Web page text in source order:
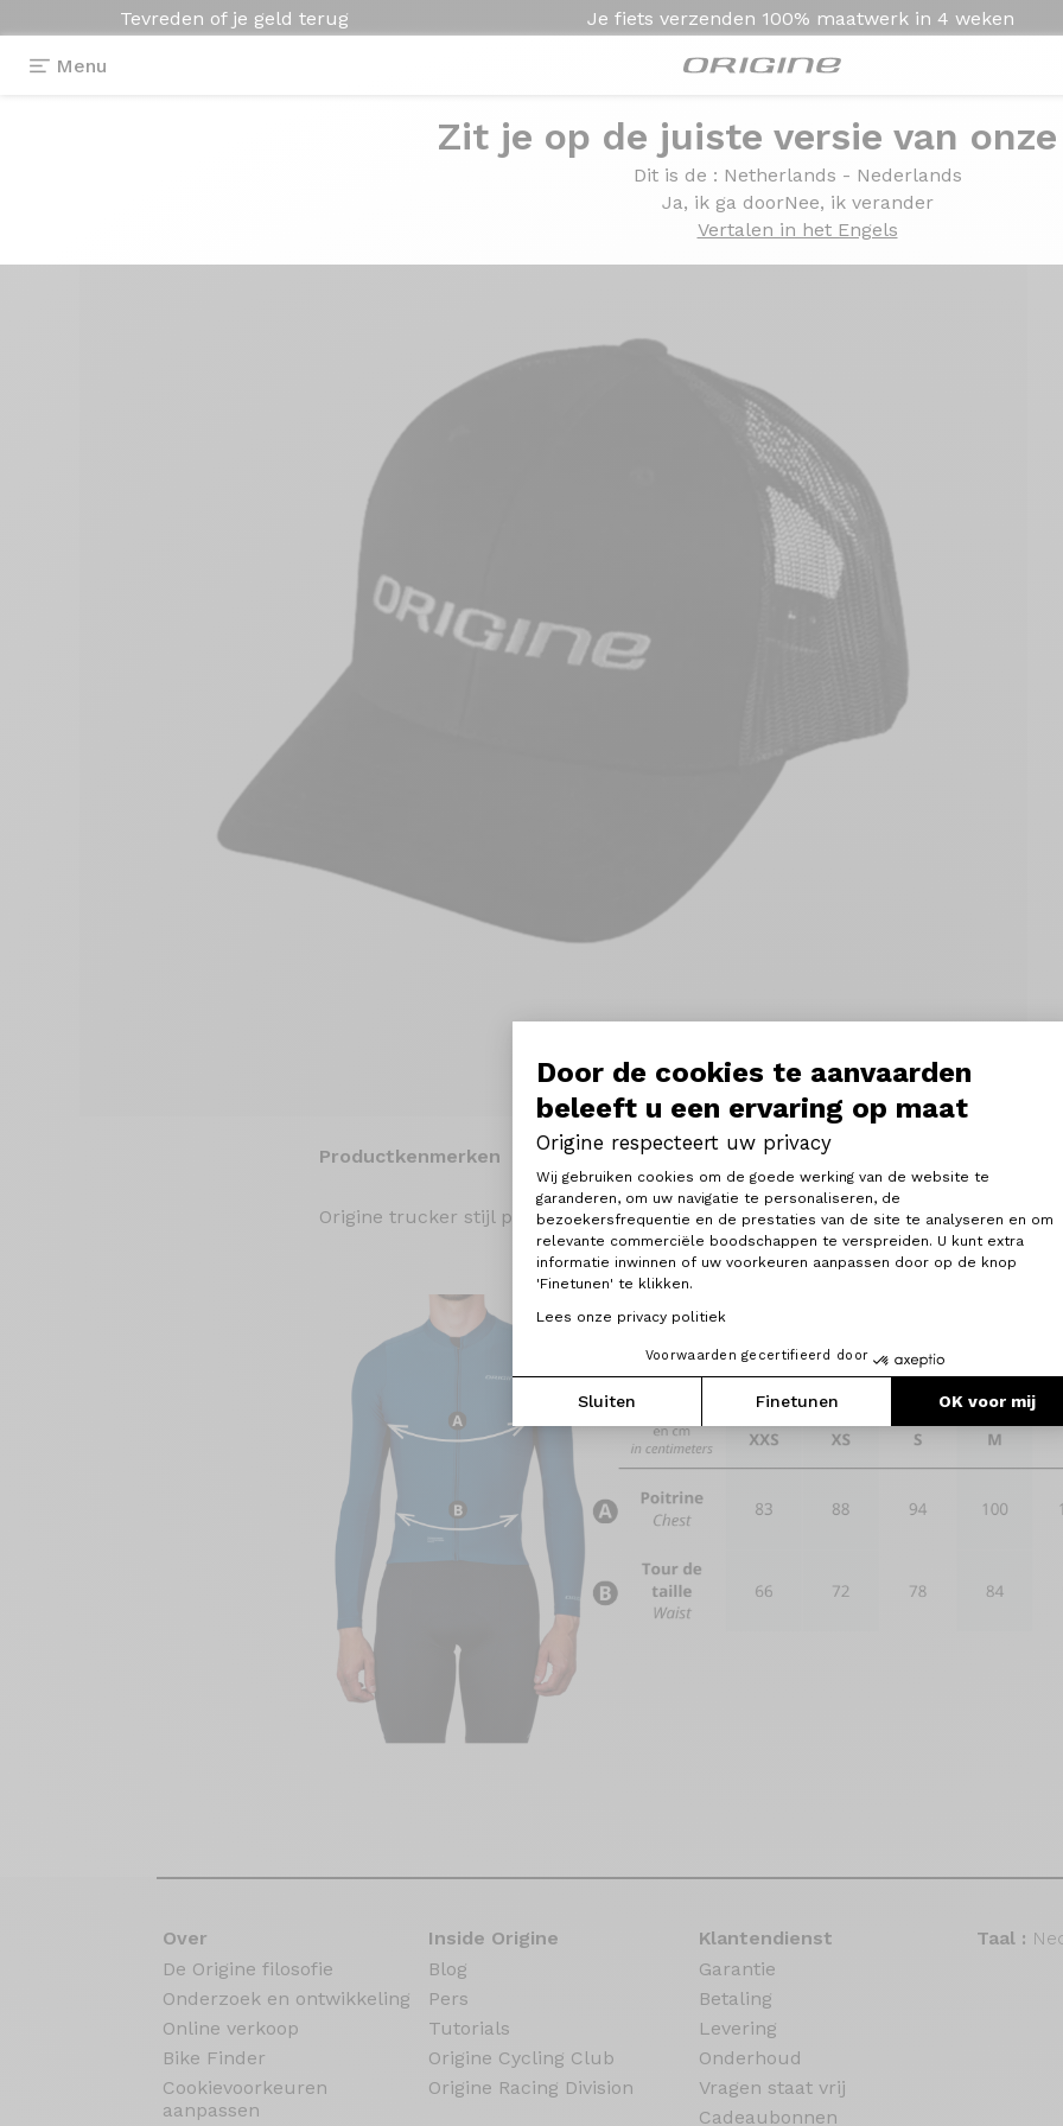
Door de cookies te aanvaarden
beleeft u een ervaring op maat
Origine respecteert uw privacy
Toestemmingsbeheerplatform:
Wij gebruiken cookies om de goede werking van de website te
garanderen, om uw navigatie te personaliseren, de
bezoekersfrequentie en de prestaties van de site te analyseren en om
relevante commerciële boodschappen te verspreiden. U kunt extra
informatie inwinnen of uw voorkeuren aanpassen door op de knop
'Finetunen' te klikken.
Lees onze privacy politiek
Voorwaarden gecertifieerd door
Sluiten Finetunen OK voor mij
Axeptio consent
Tevreden of je geld terug Je fiets verzenden 100% maatwerk in 4 weken
Menu
Zit je op de juiste versie van
Dit is de : Netherlands - Nederlands
Ja, ik ga doorNee, ik verander
Vertalen in het Engels
Zwarte trucker pet
Productkenmerken
Origine trucker stijl pet met gebogen klep 35%cot 65% poly, Zwart
Over
De Origine filosofie
Onderzoek en ontwikkeling
Online verkoop
Bike Finder
Cookievoorkeuren
aanpassen
Inside Origine
Blog
Pers
Tutorials
Origine Cycling Club
Origine Racing Division
Klantendienst
Garantie
Betaling
Levering
Onderhoud
Vragen staat vrij
Cadeaubonnen
Taal :